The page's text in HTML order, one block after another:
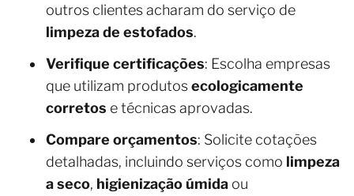
outros clientes acharam do serviço de
limpeza de estofados.
Verifique certificações: Escolha empresas
que utilizam produtosecologicamente
corretos e técnicas aprovadas.
Compare orçamentos: Solicite cotações
detalhadas, incluindo serviços como limpeza
a seco, higienização úmida ou